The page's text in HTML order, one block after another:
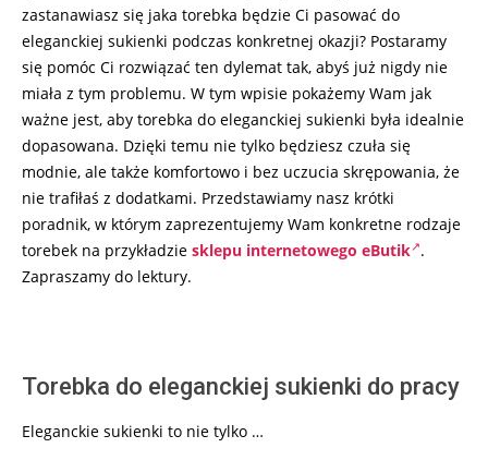
zastanawiasz się jaka torebka będzie Ci pasować do
eleganckiej sukienki podczas konkretnej okazji? Postaramy
się pomóc Ci rozwiązać ten dylemat tak, abyś już nigdy nie
miała z tym problemu. W tym wpisie pokażemy Wam jak
ważne jest, aby torebka do eleganckiej sukienki była idealnie
dopasowana. Dzięki temu nie tylko będziesz czuła się
modnie, ale także komfortowo i bez uczucia skrępowania, że
nie trafiłaś z dodatkami. Przedstawiamy nasz krótki
poradnik, w którym zaprezentujemy Wam konkretne rodzaje
torebek na przykładzie sklepu internetowego eButik .
Zapraszamy do lektury.
Torebka do eleganckiej sukienki do pracy
Eleganckie sukienki to nie tylko …